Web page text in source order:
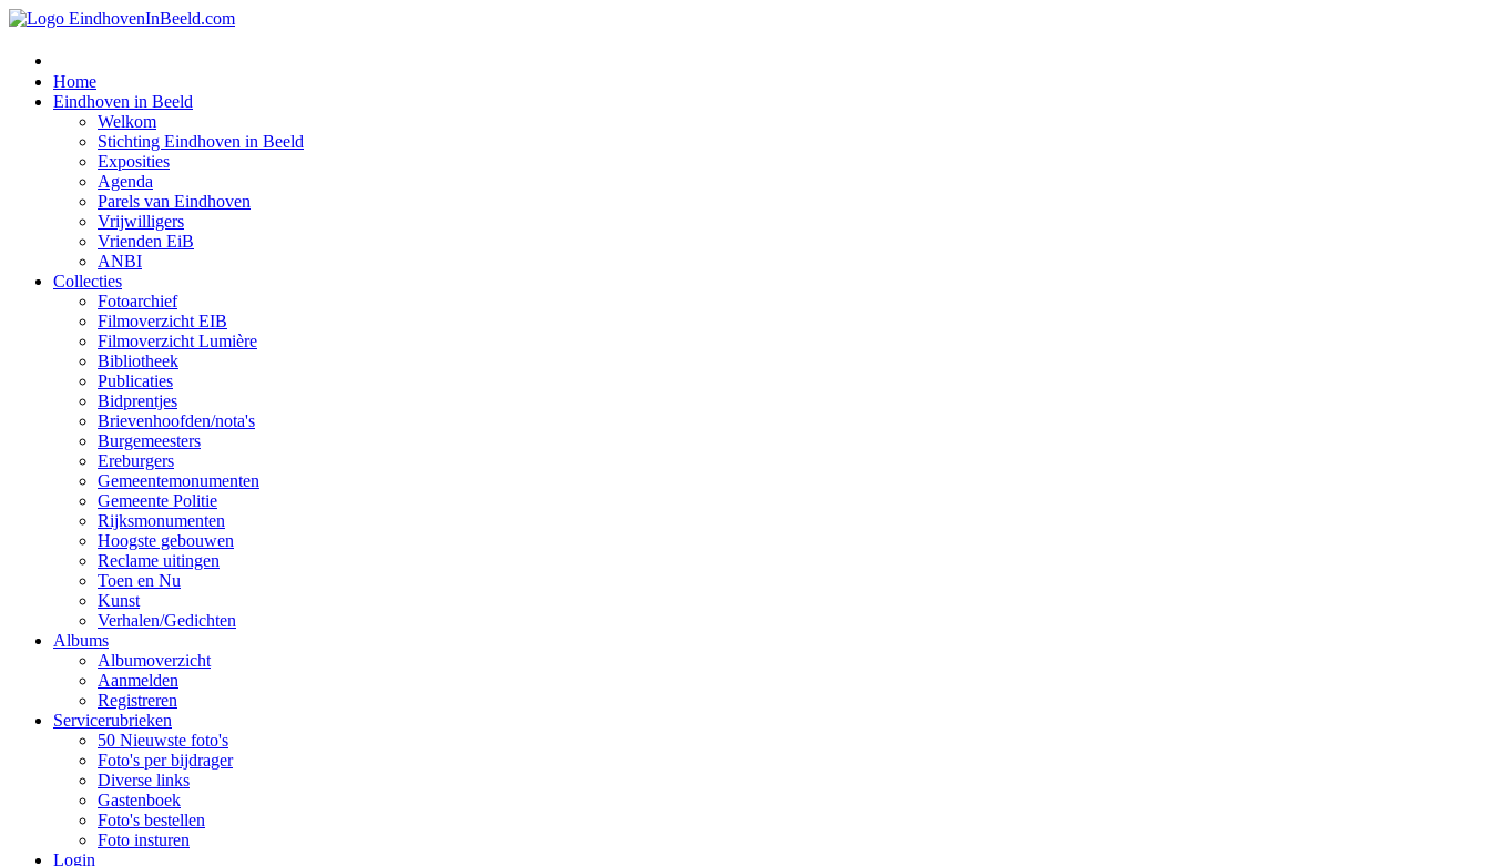
Home
Eindhoven in Beeld
Welkom
Stichting Eindhoven in Beeld
Exposities
Agenda
Parels van Eindhoven
Vrijwilligers
Vrienden EiB
ANBI
Collecties
Fotoarchief
Filmoverzicht EIB
Filmoverzicht Lumière
Bibliotheek
Publicaties
Bidprentjes
Brievenhoofden/nota's
Burgemeesters
Ereburgers
Gemeentemonumenten
Gemeente Politie
Rijksmonumenten
Hoogste gebouwen
Reclame uitingen
Toen en Nu
Kunst
Verhalen/Gedichten
Albums
Albumoverzicht
Aanmelden
Registreren
Servicerubrieken
50 Nieuwste foto's
Foto's per bijdrager
Diverse links
Gastenboek
Foto's bestellen
Foto insturen
Login